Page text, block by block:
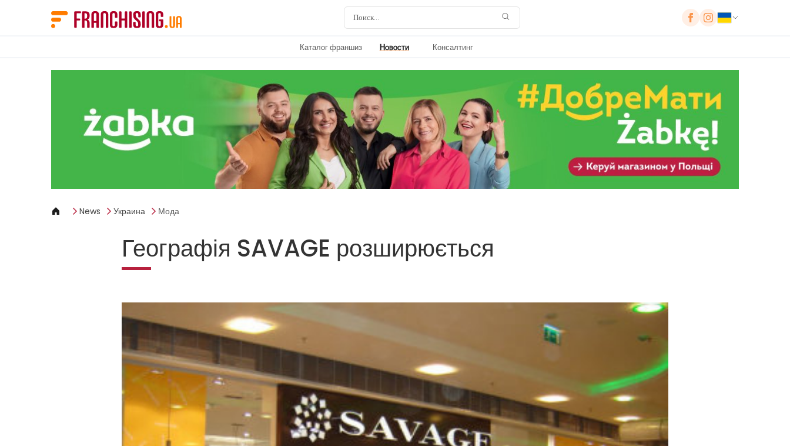
Каталог франшиз Новости Консалтинг
News Украина Мода
Географія SAVAGE розширюється